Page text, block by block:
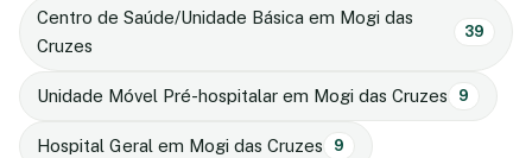
Centro de Saúde/Unidade Básica em Mogi das
Cruzes
39
Unidade Móvel Pré-hospitalar em Mogi das Cruzes 9
Hospital Geral em Mogi das Cruzes 9